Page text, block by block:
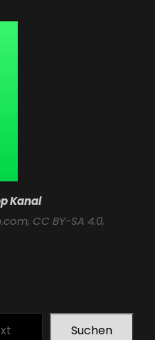
Kanal
, CC BY-SA 4.0,
Suchen